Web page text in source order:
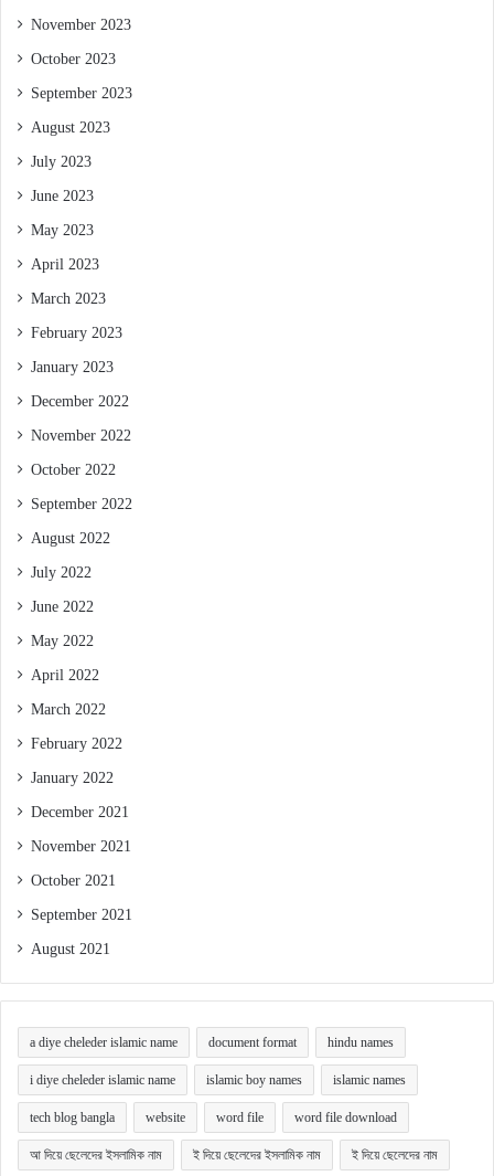
November 2023
October 2023
September 2023
August 2023
July 2023
June 2023
May 2023
April 2023
March 2023
February 2023
January 2023
December 2022
November 2022
October 2022
September 2022
August 2022
July 2022
June 2022
May 2022
April 2022
March 2022
February 2022
January 2022
December 2021
November 2021
October 2021
September 2021
August 2021
a diye cheleder islamic name document format hindu names
i diye cheleder islamic name islamic boy names islamic names
tech blog bangla website word file word file download
আ দিয়ে ছেলেদের ইসলামিক নাম ই দিয়ে ছেলেদের ইসলামিক নাম ই দিয়ে ছেলেদের নাম